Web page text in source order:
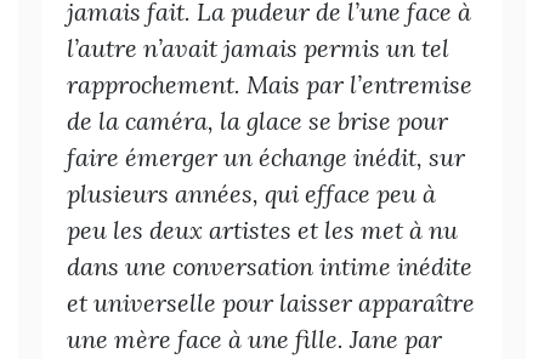
jamais fait. La pudeur de l’une face à
l’autre n’avait jamais permis un tel
rapprochement. Mais par l’entremise
de la caméra, la glace se brise pour
faire émerger un échange inédit, sur
plusieurs années, qui efface peu à
peu les deux artistes et les met à nu
dans une conversation intime inédite
et universelle pour laisser apparaître
une mère face à une fille. Jane par